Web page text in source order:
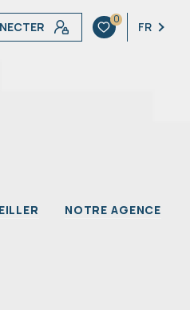
0
FR
NOTRE AGENCE